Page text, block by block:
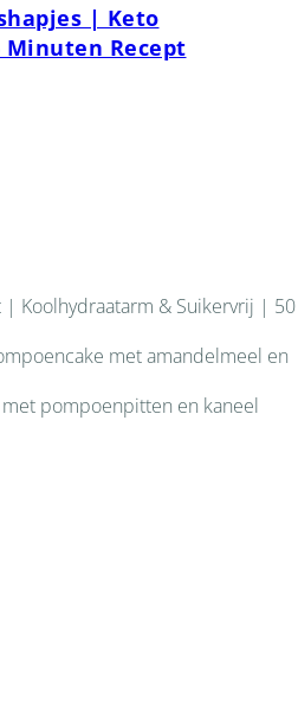
| Keto
Recept
| Koolhydraatarm & Suikervrij | 50